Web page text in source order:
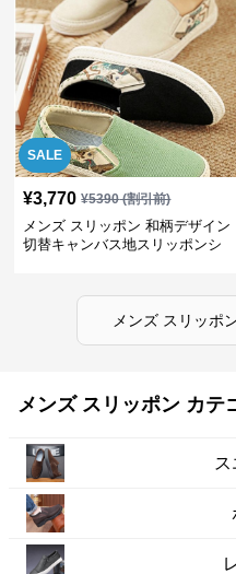
SALE
¥3,770 ¥5390(割引前)
メンズ スリッポン 和柄デザイン
切替キャンバス地スリッポンシ
メンズ スリッポ
メンズ スリッポン カテ
ス